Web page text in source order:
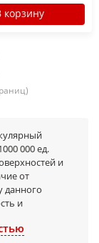
корзину
000 ед.
и
от
данного
и
от